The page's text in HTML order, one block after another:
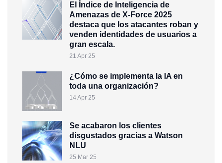
El Índice de Inteligencia de
Amenazas de X-Force 2025
destaca que los atacantes roban y
venden identidades de usuarios a
gran escala.
21 Apr 25
¿Cómo se implementa la IA en
toda una organización?
14 Apr 25
Se acabaron los clientes
disgustados gracias a Watson
NLU
25 Mar 25